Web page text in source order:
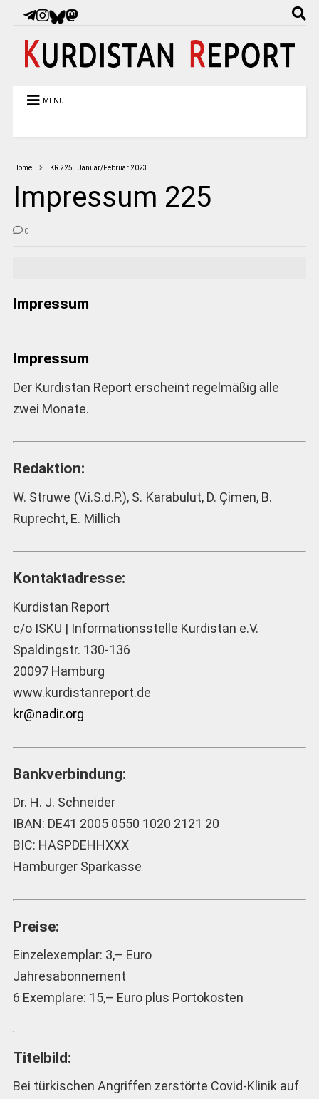
MENU
Home KR 225 | Januar/Februar 2023
Impressum 225
0
Impressum
Impressum
Der Kurdistan Report erscheint regelmäßig alle
zwei Monate.
Redaktion:
W. Struwe (V.i.S.d.P.), S. Karabulut, D. Çimen, B.
Ruprecht, E. Millich
Kontaktadresse:
Kurdistan Report
c/o ISKU | Informationsstelle Kurdistan e.V.
Spaldingstr. 130-136
20097 Hamburg
www.kurdistanreport.de
kr@nadir.org
Bankverbindung:
Dr. H. J. Schneider
IBAN: DE41 2005 0550 1020 2121 20
BIC: HASPDEHHXXX
Hamburger Sparkasse
Preise:
Einzelexemplar: 3,– Euro
Jahresabonnement
6 Exemplare: 15,– Euro plus Portokosten
Titelbild:
Bei türkischen Angriffen zerstörte Covid-Klinik auf